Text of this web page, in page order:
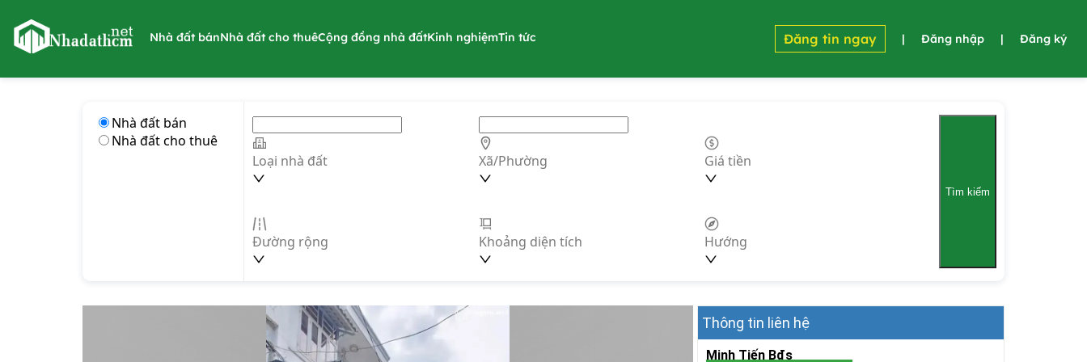
nhadathcm.net
Nhà đất bánNhà đất cho thuêCộng đồng nhà đấtKinh nghiệmTin tức Đăng tin ngay | Đăng nhập | Đăng ký
Nhà đất bán
Nhà đất cho thuê
Loại nhà đất
Xã/Phường Giá tiền
Đường rộng Khoảng diện tích Hướng
Tìm kiếm
Thông tin liên hệ
Minh Tiến Bđs